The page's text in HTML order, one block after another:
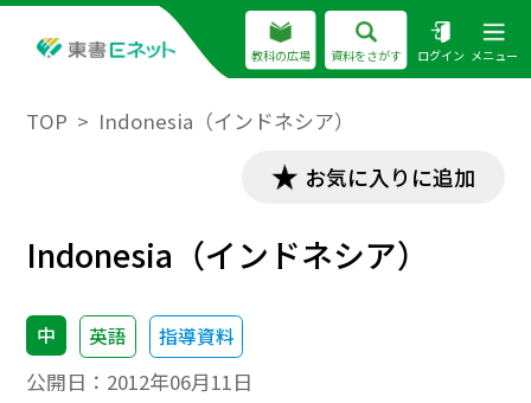
教科の広場 資料をさがす ログイン メニュー
TOP Indonesia（インドネシア）
お気に入りに追加
Indonesia（インドネシア）
中 英語 指導資料
公開日： 2012年06月11日